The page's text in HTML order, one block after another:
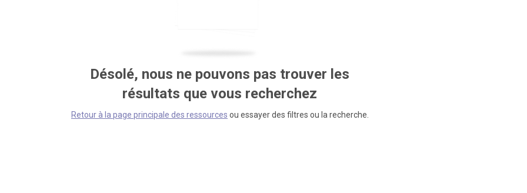
Désolé, nous ne pouvons pas trouver les
résultats que vous recherchez
Retour à la page principale des ressources ou essayer des filtres ou la recherche.